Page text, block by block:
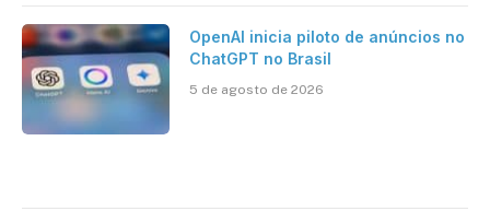
OpenAI inicia piloto de anúncios no
ChatGPT no Brasil
5 de agosto de 2026